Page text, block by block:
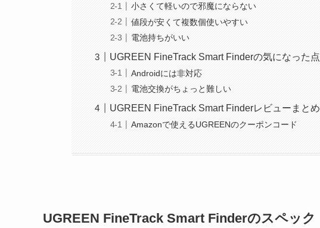
小さくて軽いので邪魔にならない
値段が安くて複数個使いやすい
電池持ちがいい
UGREEN FineTrack Smart Finderの気になった点
Androidには非対応
電池交換がちょっと難しい
UGREEN FineTrack Smart Finderレビューまとめ
Amazonで使えるUGREENのクーポンコード
UGREEN FineTrack Smart Finderのスペック